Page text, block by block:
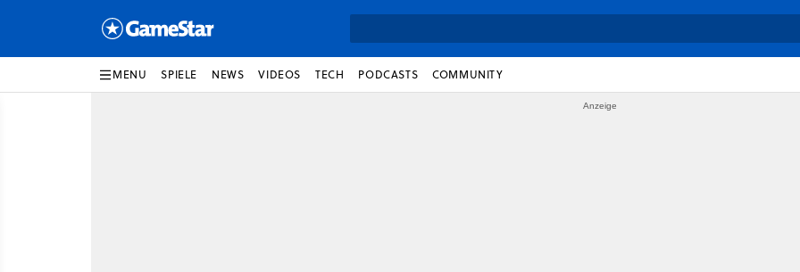
MENU SPIELE NEWS VIDEOS TECH PODCASTS COMMUNITY